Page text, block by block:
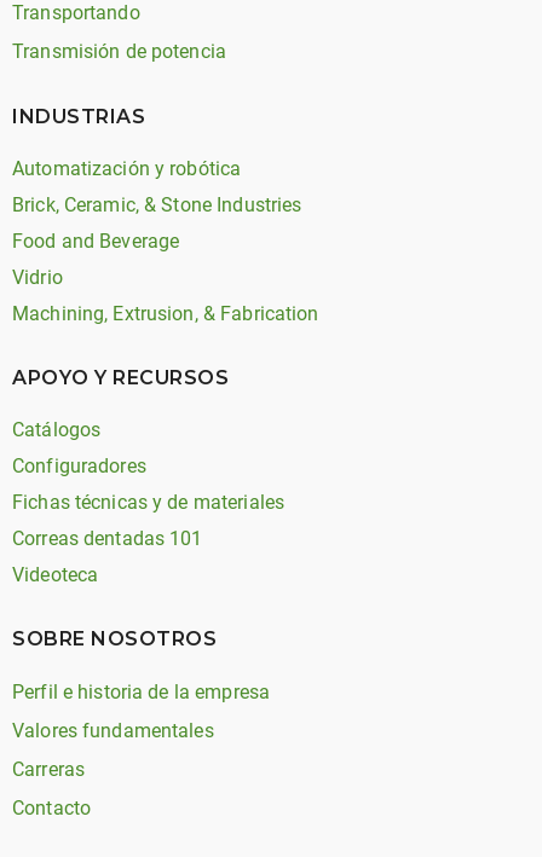
Transportando
Transmisión de potencia
INDUSTRIAS
Automatización y robótica
Brick, Ceramic, & Stone Industries
Food and Beverage
Vidrio
Machining, Extrusion, & Fabrication
APOYO Y RECURSOS
Catálogos
Configuradores
Fichas técnicas y de materiales
Correas dentadas 101
Videoteca
SOBRE NOSOTROS
Perfil e historia de la empresa
Valores fundamentales
Carreras
Contacto